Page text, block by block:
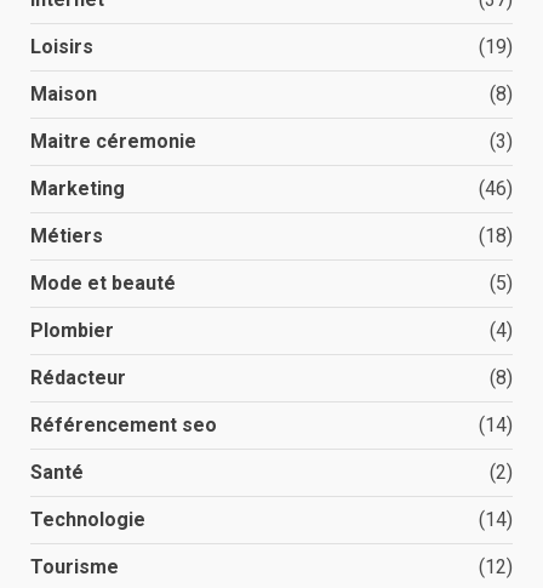
Loisirs (19)
Maison (8)
Maitre céremonie (3)
Marketing (46)
Métiers (18)
Mode et beauté (5)
Plombier (4)
Rédacteur (8)
Référencement seo (14)
Santé (2)
Technologie (14)
Tourisme (12)